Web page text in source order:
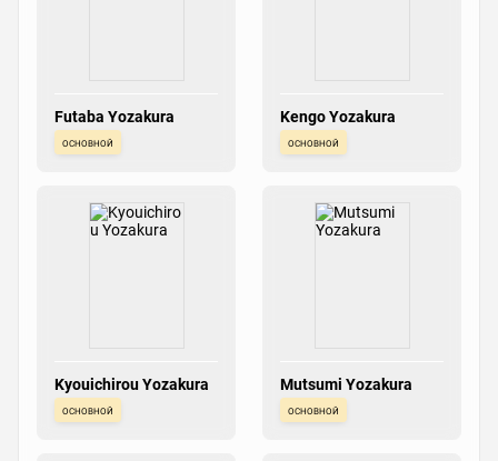
Futaba Yozakura
основной
Kengo Yozakura
основной
Kyouichirou Yozakura
основной
Mutsumi Yozakura
основной